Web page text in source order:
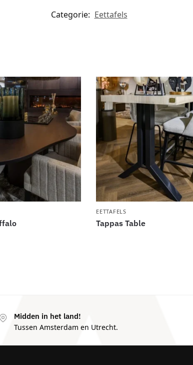
Categorie: Eettafels
EETTAFELS
Tappas Table
Midden in het land!
Tussen Amsterdam en Utrecht.